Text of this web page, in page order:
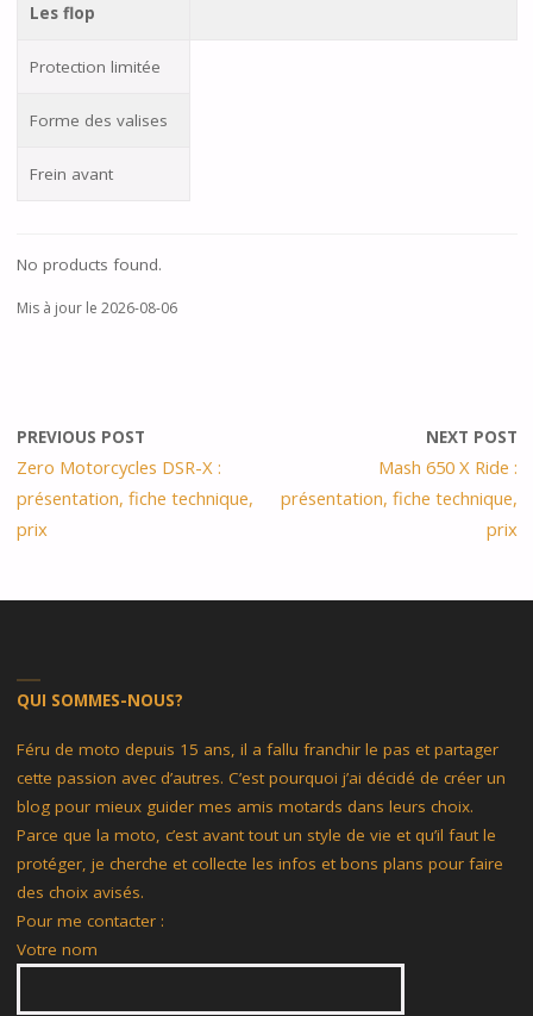
Les flop
Protection limitée
Forme des valises
Frein avant
No products found.
Mis à jour le 2026-08-06
PREVIOUS POST
Zero Motorcycles DSR-X :
présentation, fiche technique,
prix
NEXT POST
Mash 650 X Ride :
présentation, fiche technique,
prix
QUI SOMMES-NOUS?
Féru de moto depuis 15 ans, il a fallu franchir le pas et partager
cette passion avec d’autres. C’est pourquoi j’ai décidé de créer un
blog pour mieux guider mes amis motards dans leurs choix.
Parce que la moto, c’est avant tout un style de vie et qu’il faut le
protéger, je cherche et collecte les infos et bons plans pour faire
des choix avisés.
Pour me contacter :
Votre nom